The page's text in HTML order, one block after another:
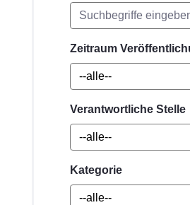
Zeitraum
Verantwortliche Stelle
Kategorie